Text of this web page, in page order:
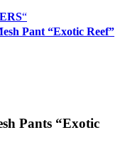
“
Pant “Exotic Reef”
Pants “Exotic